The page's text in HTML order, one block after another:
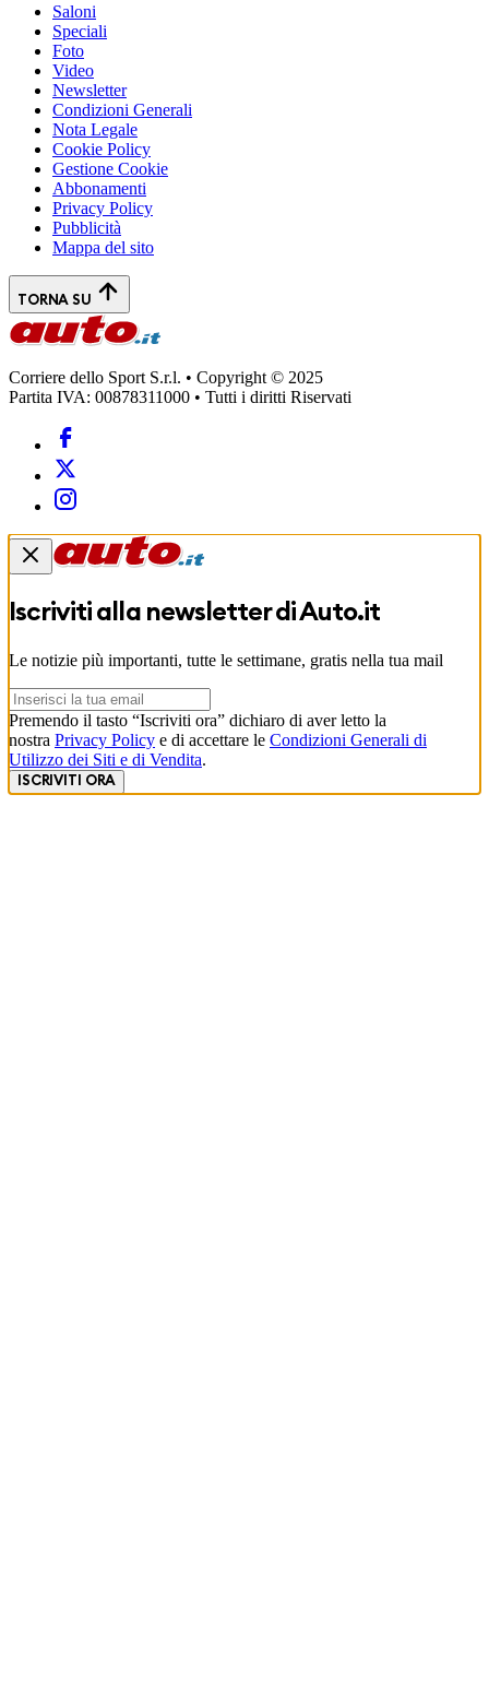
Saloni
Speciali
Foto
Video
Newsletter
Condizioni Generali
Nota Legale
Cookie Policy
Gestione Cookie
Abbonamenti
Privacy Policy
Pubblicità
Mappa del sito
TORNA SU
Corriere dello Sport S.r.l. • Copyright © 2025
Partita IVA: 00878311000 • Tutti i diritti Riservati
Iscriviti alla newsletter diAuto.it
Le notizie più importanti, tutte le settimane, gratis nella tua mail
Premendo il tasto “Iscriviti ora” dichiaro di aver letto la
nostra Privacy Policy e di accettare le Condizioni Generali di
Utilizzo dei Siti e di Vendita.
ISCRIVITI ORA